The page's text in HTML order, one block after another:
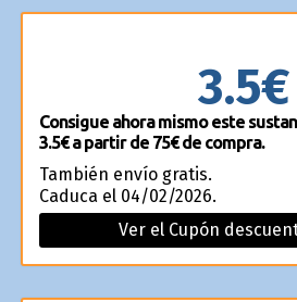
3.5€
Consigue ahora mismo este
3.5€ a partir de 75€ de compra.
También envío gratis.
Caduca el 04/02/2026.
Ver el Cupón